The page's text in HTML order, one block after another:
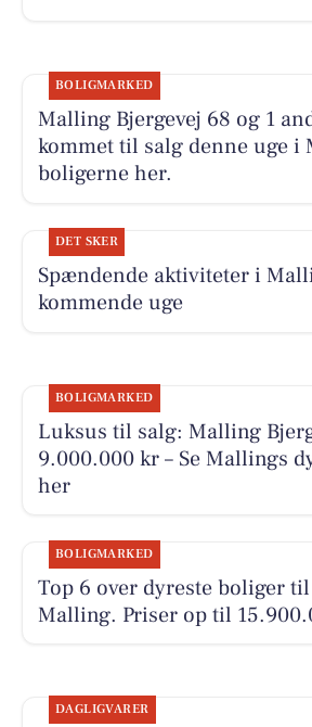
BOLIGMARKED
Malling Bjergevej 68 og 1
kommet til salg denne uge i
boligerne her.
DET SKER
Spændende aktiviteter i
kommende uge
BOLIGMARKED
Luksus til salg: Malling
9.000.000 kr – Se Mallings
her
BOLIGMARKED
Top 6 over dyreste boliger
Malling. Priser op til
DAGLIGVARER